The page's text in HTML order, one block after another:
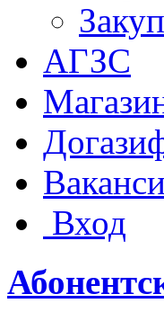
АГЗС
Вход